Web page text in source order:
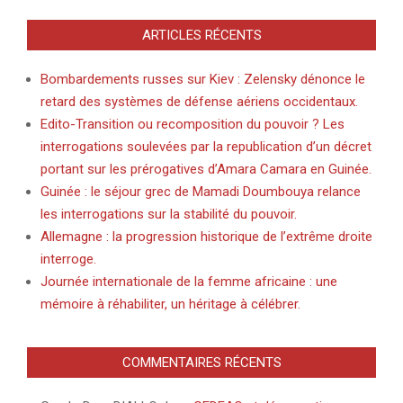
ARTICLES RÉCENTS
Bombardements russes sur Kiev : Zelensky dénonce le
retard des systèmes de défense aériens occidentaux.
Edito-Transition ou recomposition du pouvoir ? Les
interrogations soulevées par la republication d’un décret
portant sur les prérogatives d’Amara Camara en Guinée.
Guinée : le séjour grec de Mamadi Doumbouya relance
les interrogations sur la stabilité du pouvoir.
Allemagne : la progression historique de l’extrême droite
interroge.
Journée internationale de la femme africaine : une
mémoire à réhabiliter, un héritage à célébrer.
COMMENTAIRES RÉCENTS